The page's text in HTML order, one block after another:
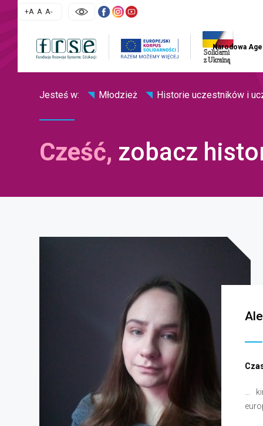
+A większa czcionka
A normalna czcionka
A-mniejsza czcionka
nawigacja
Narodowa
Jesteś w: Młodzież Historie uczestników i
Cześć, zobacz
…